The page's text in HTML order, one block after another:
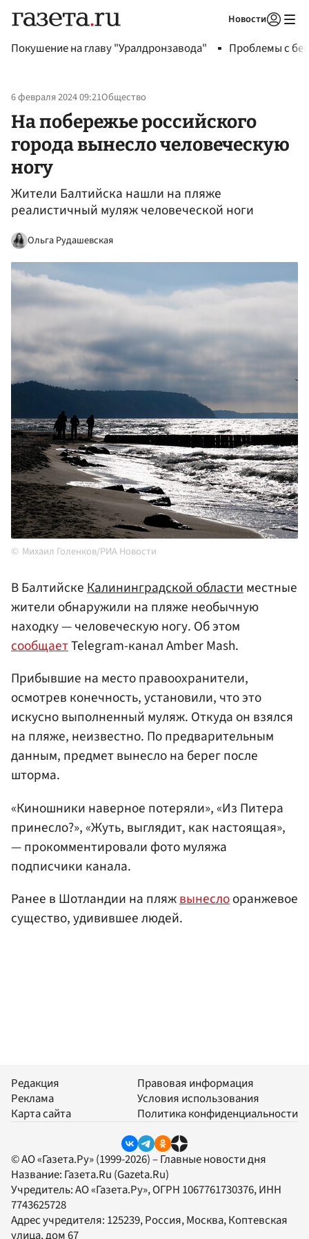
Новости
Покушение на главу "Уралдронзавода" Проблемы с
6 февраля 2024 09:21Общество
На побережье российского
города вынесло человеческую
ногу
Жители Балтийска нашли на пляже
реалистичный муляж человеческой ноги
Ольга Рудашевская
Михаил Голенков/РИА Новости
В БалтийскеКалининградской областиместные
жители обнаружили на пляже необычную
находку — человеческую ногу. Об этом
сообщаетTelegram-канал Amber Mash.
Прибывшие на место правоохранители,
осмотрев конечность, установили, что это
искусно выполненный муляж. Откуда он взялся
на пляже, неизвестно. По предварительным
данным, предмет вынесло на берег после
шторма.
«Киношники наверное потеряли», «Из Питера
принесло?», «Жуть, выглядит, как настоящая»,
— прокомментировали фото муляжа
подписчики канала.
Ранее в Шотландии на пляжвынеслооранжевое
существо, удивившее людей.
Редакция
Реклама
Карта сайта
Правовая информация
Условия использования
Политика конфиденциальности
© АО «Газета.Ру» (1999-2026) – Главные новости дня
Название: Газета.Ru (Gazeta.Ru)
Учредитель:АО «Газета.Ру», ОГРН 1067761730376, ИНН
7743625728
Адрес учредителя: 125239, Россия, Москва, Коптевская